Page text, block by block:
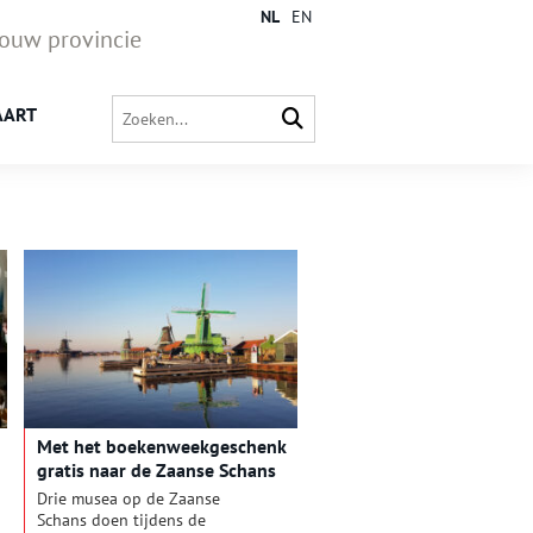
provincie
NL EN
Met het boekenweekgeschenk
gratis naar de Zaanse Schans
Drie musea op de Zaanse
Schans doen tijdens de